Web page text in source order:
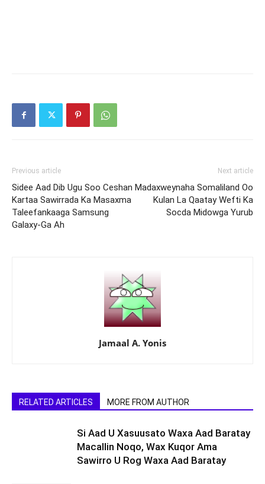
Previous article
Sidee Aad Dib Ugu Soo Ceshan
Kartaa Sawirrada Ka Masaxma
Taleefankaaga Samsung
Galaxy-Ga Ah
Next article
Madaxweynaha Somaliland Oo
Kulan La Qaatay Wefti Ka
Socda Midowga Yurub
Jamaal A. Yonis
RELATED ARTICLES MORE FROM AUTHOR
Si Aad U Xasuusato Waxa Aad Baratay
Macallin Noqo, Wax Kuqor Ama
Sawirro U Rog Waxa Aad Baratay